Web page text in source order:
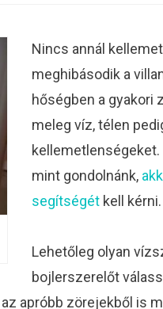
Nincs annál
meghibásodik a
hőségben a gyakori
meleg víz, télen
kellemetlenségeket.
mint gondolnánk,
segítségét kell kérni.
Lehetőleg olyan
bojlerszerelőt
apróbb zörejekből is